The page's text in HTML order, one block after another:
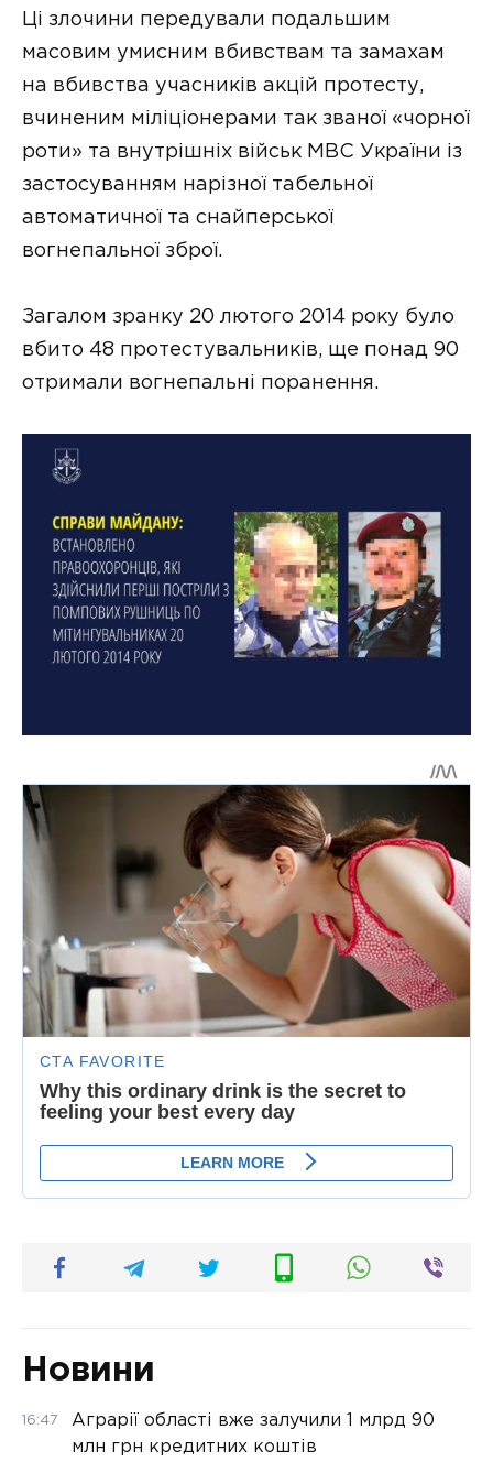
Ці злочини передували подальшим
масовим умисним вбивствам та замахам
на вбивства учасників акцій протесту,
вчиненим міліціонерами так званої «чорної
роти» та внутрішніх військ МВС України із
застосуванням нарізної табельної
автоматичної та снайперської
вогнепальної зброї.
Загалом зранку 20 лютого 2014 року було
вбито 48 протестувальників, ще понад 90
отримали вогнепальні поранення.
Новини
16:47
Аграрії області вже залучили 1 млрд 90
млн грн кредитних коштів